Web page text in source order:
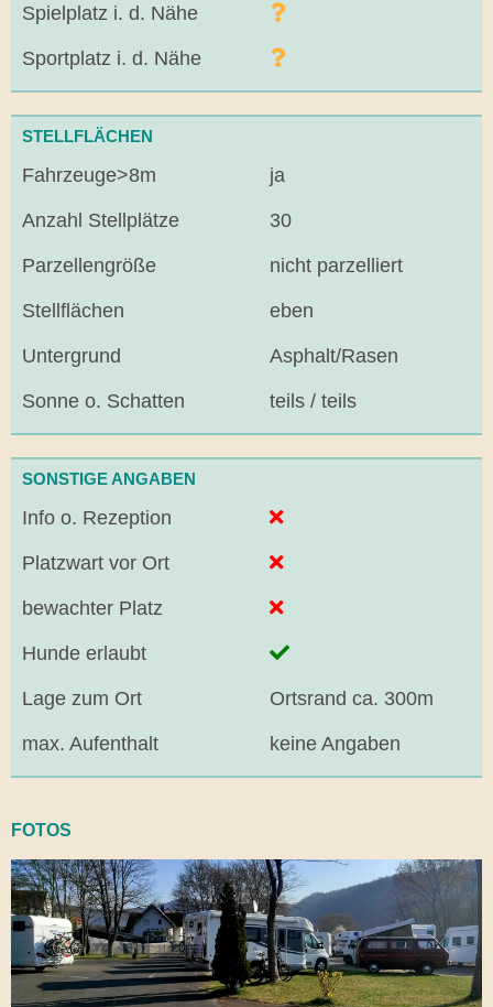
Spielplatz i. d. Nähe
Sportplatz i. d. Nähe
STELLFLÄCHEN
Fahrzeuge>8m ja
Anzahl Stellplätze 30
Parzellengröße nicht parzelliert
Stellflächen eben
Untergrund Asphalt/Rasen
Sonne o. Schatten teils / teils
SONSTIGE ANGABEN
Info o. Rezeption
Platzwart vor Ort
bewachter Platz
Hunde erlaubt
Lage zum Ort Ortsrand ca. 300m
max. Aufenthalt keine Angaben
FOTOS